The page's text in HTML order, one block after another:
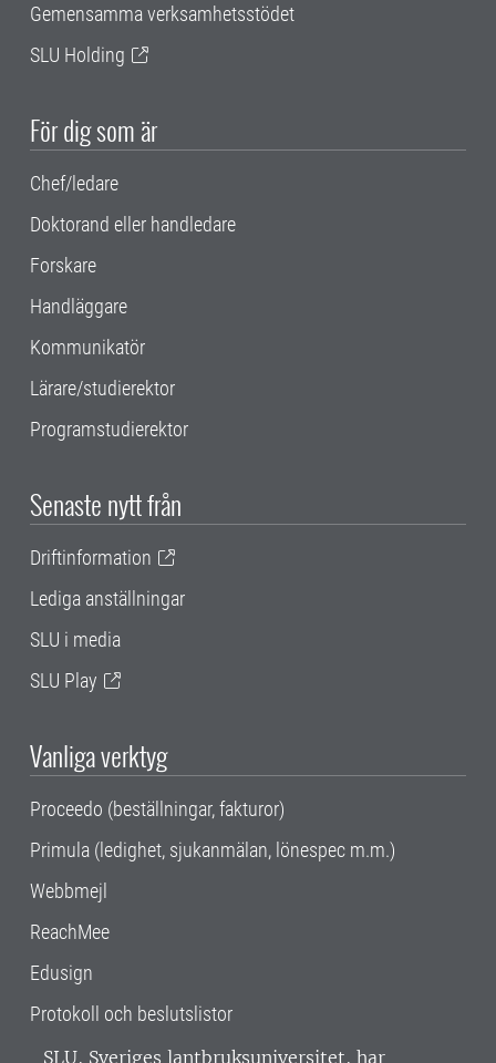
Gemensamma verksamhetsstödet
SLU Holding
För dig som är
Chef/ledare
Doktorand eller handledare
Forskare
Handläggare
Kommunikatör
Lärare/studierektor
Programstudierektor
Senaste nytt från
Driftinformation
Lediga anställningar
SLU i media
SLU Play
Vanliga verktyg
Proceedo (beställningar, fakturor)
Primula (ledighet, sjukanmälan, lönespec m.m.)
Webbmejl
ReachMee
Edusign
Protokoll och beslutslistor
SLU, Sveriges lantbruksuniversitet, har